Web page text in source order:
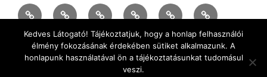
Kedves Látogató! Tájékoztatjuk, hogy a honlap felhasználói
élmény fokozásának érdekében sütiket alkalmazunk. A
honlapunk használatával ön a tájékoztatásunkat tudomásul
veszi.